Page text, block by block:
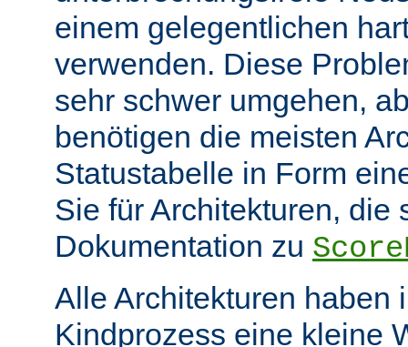
einem gelegentlichen
verwenden. Diese
sehr schwer umgehen,
benötigen die meisten
Statustabelle in Form
Sie für Architekturen, die
Dokumentation zu
Alle Architekturen haben
Kindprozess eine kleine